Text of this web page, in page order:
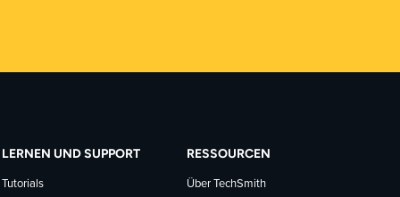
LERNEN UND SUPPORT
Tutorials
RESSOURCEN
Über TechSmith